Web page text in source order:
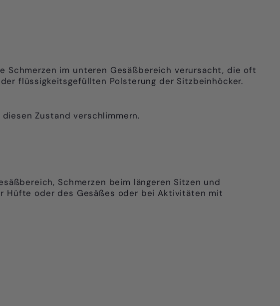
Schmerzen im unteren Gesäßbereich verursacht, die oft
flüssigkeitsgefüllten Polsterung der Sitzbeinhöcker.
Zustand verschlimmern.
Schmerzen beim längeren Sitzen und
Hüfte oder des Gesäßes oder bei Aktivitäten mit